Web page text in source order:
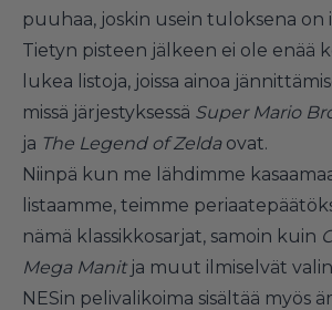
puuhaa, joskin usein tuloksena on
Tietyn pisteen jälkeen ei ole enää
lukea listoja, joissa ainoa
missä järjestyksessä Super Mario
ja The Legend of Zelda ovat.
Niinpä kun me lähdimme
listaamme, teimme
nämä klassikkosarjat, samoin kuin
Mega Manit ja muut ilmiselvät
NESin pelivalikoima sisältää myös